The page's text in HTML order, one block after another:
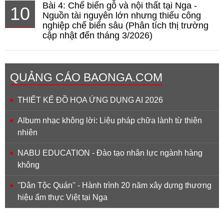
10
Bài 4: Chế biến gỗ và nội thất tại Nga -
Nguồn tài nguyên lớn nhưng thiếu công
nghiệp chế biến sâu (Phân tích thị trường
cập nhật đến tháng 3/2026)
QUẢNG CÁO BAONGA.COM
THIẾT KẾ ĐỒ HỌA ỨNG DỤNG AI 2026
Album nhạc không lời: Liệu pháp chữa lành từ thiên
nhiên
NABU EDUCATION - Đào tạo nhân lực ngành hàng
không
''Dân Tộc Quán'' - Hành trình 20 năm xây dựng thương
hiệu ẩm thực Việt tại Nga